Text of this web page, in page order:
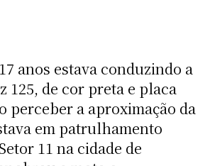
anos estava conduzindo a
125, de cor preta e placa
perceber a aproximação da
em patrulhamento
11 na cidade de